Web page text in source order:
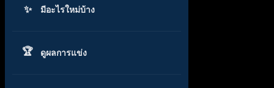
มีอะไรใหม่บ้าง
ดูผลการแข่ง